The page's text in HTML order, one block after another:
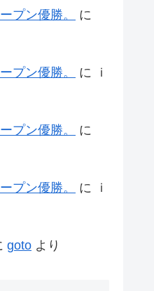
プン優勝。
に
プン優勝。 に
ｉ
プン優勝。
に
プン優勝。 に
ｉ
goto より